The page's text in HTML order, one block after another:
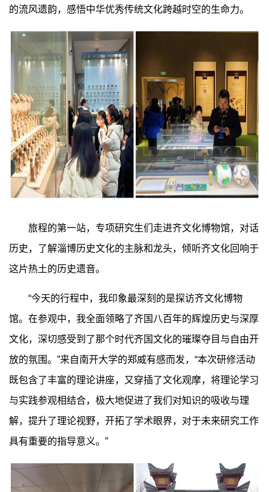
的流风遗韵，感悟中华优秀传统文化跨越时空的生命力。
旅程的第一站，专项研究生们走进齐文化博物馆，对话
历史，了解淄博历史文化的主脉和龙头，倾听齐文化回响于
这片热土的历史遗音。
“今天的行程中，我印象最深刻的是探访齐文化博物
馆。在参观中，我全面领略了齐国八百年的辉煌历史与深厚
文化，深切感受到了那个时代齐国文化的璀璨夺目与自由开
放的氛围。”来自南开大学的郑威有感而发，“本次研修活动
既包含了丰富的理论讲座，又穿插了文化观摩，将理论学习
与实践参观相结合，极大地促进了我们对知识的吸收与理
解，提升了理论视野，开拓了学术眼界，对于未来研究工作
具有重要的指导意义。”